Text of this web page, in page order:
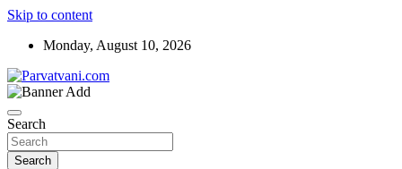
Skip to content
Monday, August 10, 2026
Parvatvani.com
Search
Search